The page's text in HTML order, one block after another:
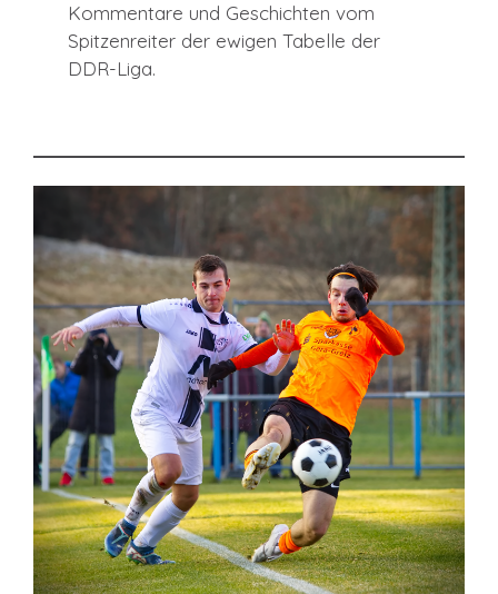
Kommentare und Geschichten vom
Spitzenreiter der ewigen Tabelle der
DDR-Liga.